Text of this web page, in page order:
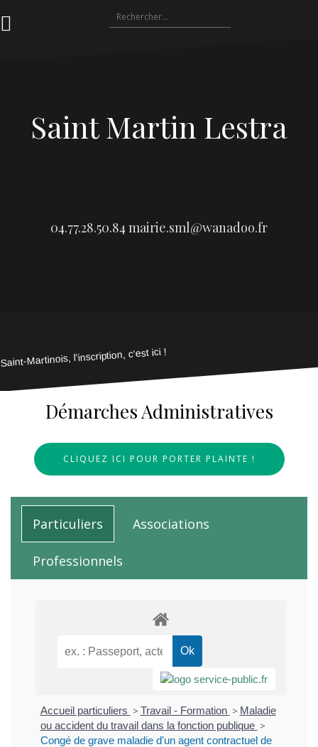
au
Rechercher :
Saint Martin Lestra
04.77.28.50.84 mairie.sml@wanadoo.fr
Saint-Martinois, l'inscription, c'est ici !
Démarches Administratives
CLIQUEZ ICI POUR PORTER PLAINTE !
Particuliers Associations
Professionnels
Accueil particuliers > Travail - Formation > Maladie
ou accident du travail dans la fonction publique >
Congé de grave maladie d'un agent contractuel de